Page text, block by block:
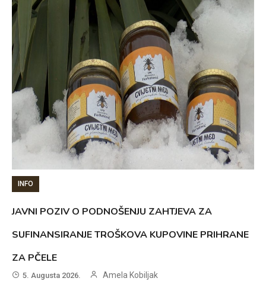
INFO
JAVNI POZIV O PODNOŠENJU ZAHTJEVA ZA
SUFINANSIRANJE TROŠKOVA KUPOVINE PRIHRANE
ZA PČELE
5. Augusta 2026. Amela Kobiljak